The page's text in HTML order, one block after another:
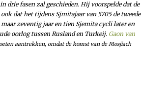
drie fasen zal geschieden. Hij voorspelde dat de
dat het tijdens Sjmitajaar van 5705 de tweede
zeventig jaar en tien Sjemita cycli later en
oorlog tussen Rusland en Turkeij. Gaon van
aantrekken, omdat de komst van de Mosjiach